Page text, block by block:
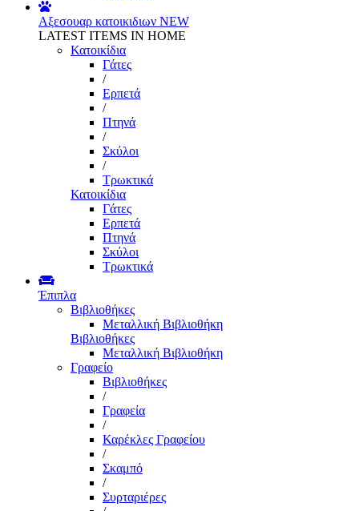
Αξεσουαρ κατοικιδιων NEW
LATEST ITEMS IN HOME
Κατοικίδια
Γάτες
/
Ερπετά
/
Πτηνά
/
Σκύλοι
/
Τρωκτικά
Κατοικίδια
Γάτες
Ερπετά
Πτηνά
Σκύλοι
Τρωκτικά
Έπιπλα
Βιβλιοθήκες
Μεταλλική Βιβλιοθήκη
Βιβλιοθήκες
Μεταλλική Βιβλιοθήκη
Γραφείο
Βιβλιοθήκες
/
Γραφεία
/
Καρέκλες Γραφείου
/
Σκαμπό
/
Συρταριέρες